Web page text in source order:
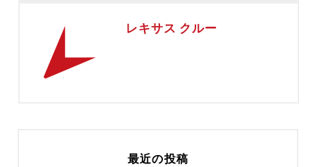
レキサス クルー
最近の投稿